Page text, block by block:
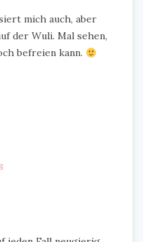
mich auch, aber
der Wuli. Mal sehen,
befreien kann.